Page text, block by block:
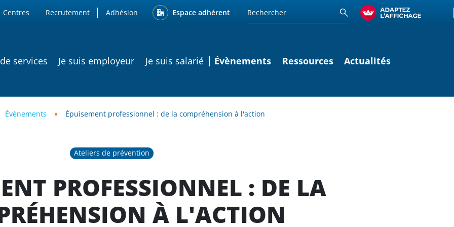
Centres Recrutement Adhésion Espace adhérent
services Je suis employeur Je suis salarié Évènements Ressources Actualités
Évènements Épuisement professionnel : de la compréhension à l'action
Ateliers de prévention
PROFESSIONNEL : DE LA
À L'ACTION